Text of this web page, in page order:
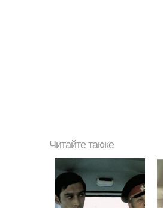
Читайте также